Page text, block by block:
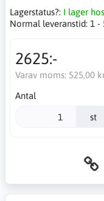
Lagerstatus?: I lager
Normal leveranstid: 1 -
2625:-
Varav moms: 525,00
Antal
st